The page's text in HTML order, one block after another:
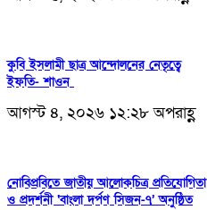
কুবি ইসলামী ছাত্র আন্দোলনের নেতৃত্বে
ইফতি- শাওন
আগস্ট ৪, ২০২৬ ১২:২৮ অপরাহ্ণ
নোবিপ্রবিতে জাতীয় আলোকচিত্র প্রতিযোগিতা
ও প্রদর্শনী ‘বাংলা দর্পণ সিজন-৭’ অনুষ্ঠিত